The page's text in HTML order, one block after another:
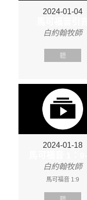
2024-01-04
白約翰牧師
聽
2024-01-18
白約翰牧師
馬可福音 1:9